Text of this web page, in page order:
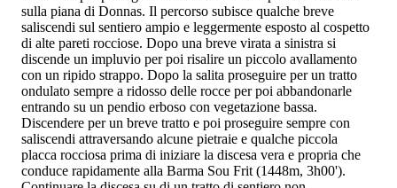
sulla piana di Donnas. Il percorso subisce qualche breve
saliscendi sul sentiero ampio e leggermente esposto al cospetto
di alte pareti rocciose. Dopo una breve virata a sinistra si
discende un impluvio per poi risalire un piccolo avallamento
con un ripido strappo. Dopo la salita proseguire per un tratto
ondulato sempre a ridosso delle rocce per poi abbandonarle
entrando su un pendio erboso con vegetazione bassa.
Discendere per un breve tratto e poi proseguire sempre con
saliscendi attraversando alcune pietraie e qualche piccola
placca rocciosa prima di iniziare la discesa vera e propria che
conduce rapidamente alla Barma Sou Frit (1448m, 3h00').